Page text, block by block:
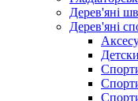
Дерев'яні
Дерев'яні